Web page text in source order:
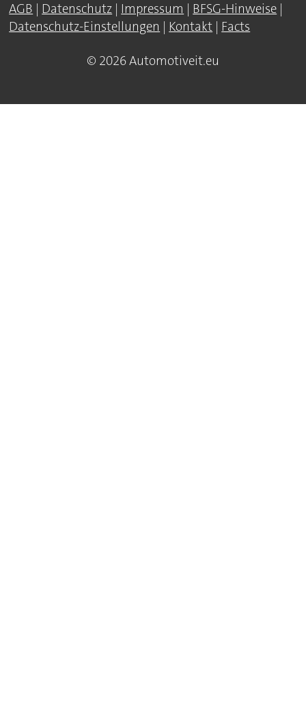
AGB | Datenschutz | Impressum | BFSG-Hinweise |
Datenschutz-Einstellungen | Kontakt | Facts
© 2026 Automotiveit.eu